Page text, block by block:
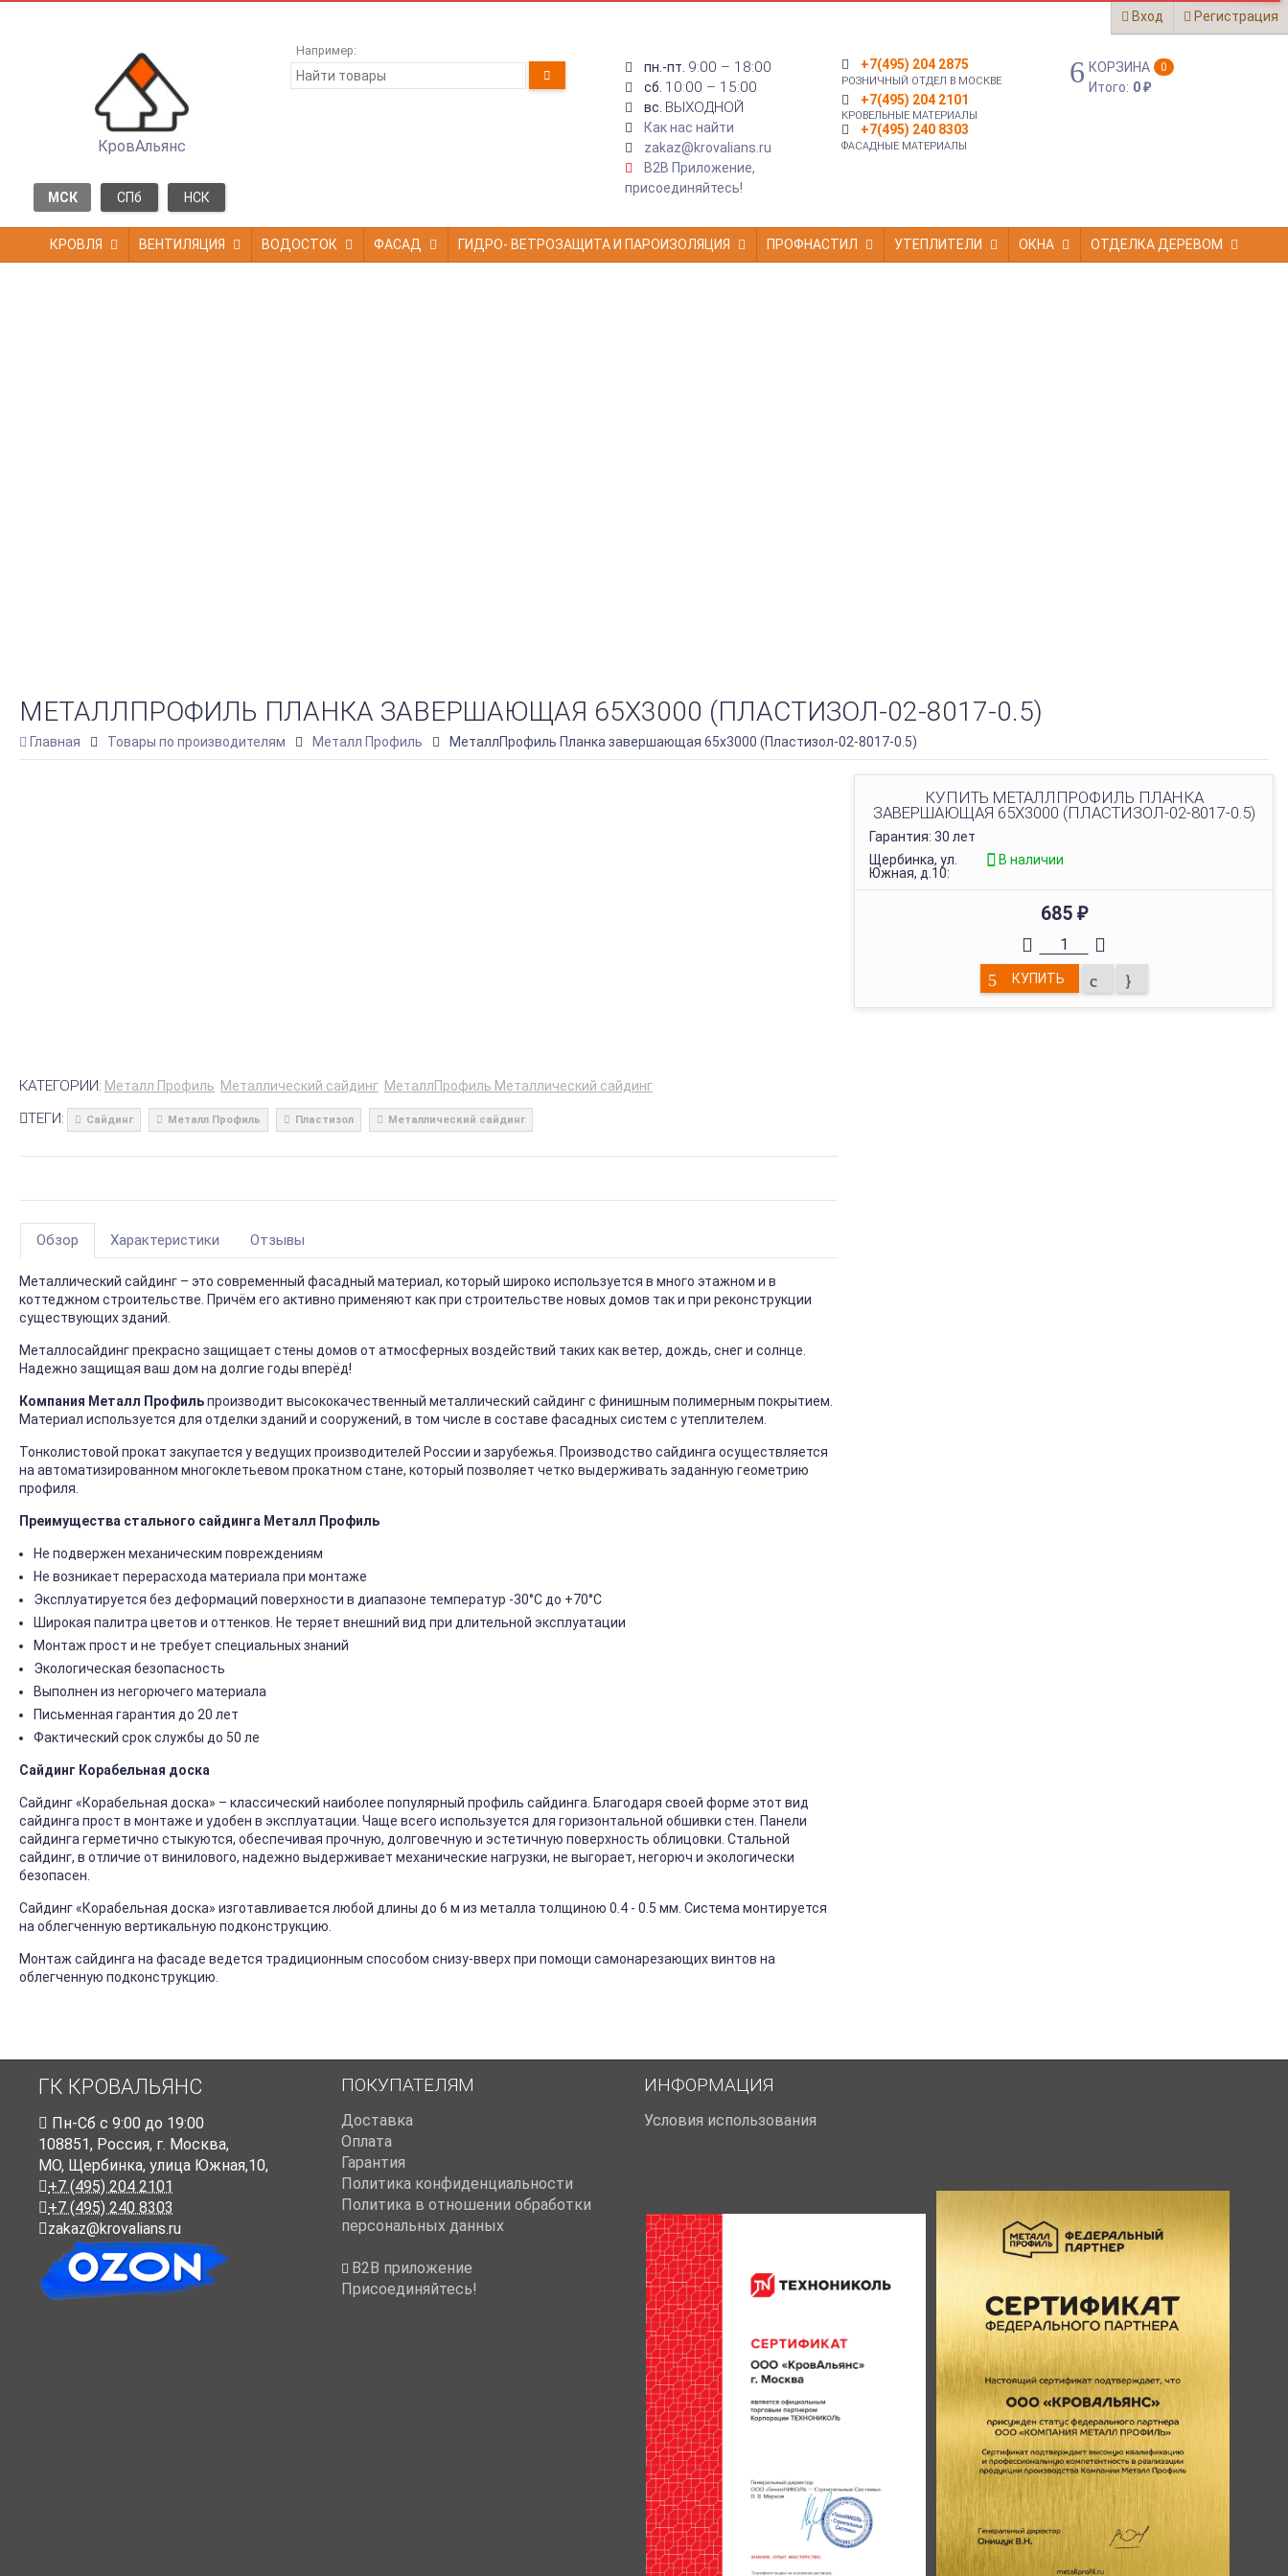
Вход Регистрация
КровАльянс
МСК СПб НСК
Например:
пн.-пт. 9:00 – 18:00
сб. 10:00 – 15:00
вс. ВЫХОДНОЙ
Как нас найти
zakaz@krovalians.ru
B2B Приложение,
присоединяйтесь!
+7(495) 204 2875
РОЗНИЧНЫЙ ОТДЕЛ В МОСКВЕ
+7(495) 204 2101
КРОВЕЛЬНЫЕ МАТЕРИАЛЫ
+7(495) 240 8303
ФАСАДНЫЕ МАТЕРИАЛЫ
КОРЗИНА 0
Итого: 0₽
КРОВЛЯ ВЕНТИЛЯЦИЯ ВОДОСТОК ФАСАД ГИДРО- ВЕТРОЗАЩИТА И ПАРОИЗОЛЯЦИЯ ПРОФНАСТИЛ УТЕПЛИТЕЛИ ОКНА ОТДЕЛКА ДЕРЕВОМ
МЕТАЛЛПРОФИЛЬ ПЛАНКА ЗАВЕРШАЮЩАЯ 65Х3000 (ПЛАСТИЗОЛ-02-8017-0.5)
Главная Товары по производителям Металл Профиль МеталлПрофиль Планка завершающая 65х3000 (Пластизол-02-8017-0.5)
КУПИТЬ МЕТАЛЛПРОФИЛЬ ПЛАНКА
ЗАВЕРШАЮЩАЯ 65Х3000 (ПЛАСТИЗОЛ-02-8017-0.5)
Гарантия: 30 лет
Щербинка, ул.
Южная, д.10:
В наличии
685 ₽
КУПИТЬ
КАТЕГОРИИ: Металл Профиль Металлический сайдинг МеталлПрофиль Металлический сайдинг
ТЕГИ: Сайдинг Металл Профиль Пластизол Металлический сайдинг
Обзор Характеристики Отзывы
Металлический сайдинг – это современный фасадный материал, который широко используется в много этажном и в
коттеджном строительстве. Причём его активно применяют как при строительстве новых домов так и при реконструкции
существующих зданий.
Металлосайдинг прекрасно защищает стены домов от атмосферных воздействий таких как ветер, дождь, снег и солнце.
Надежно защищая ваш дом на долгие годы вперёд!
Компания Металл Профильпроизводит высококачественный металлический сайдинг с финишным полимерным покрытием.
Материал используется для отделки зданий и сооружений, в том числе в составе фасадных систем с утеплителем.
Тонколистовой прокат закупается у ведущих производителей России и зарубежья. Производство сайдинга осуществляется
на автоматизированном многоклетьевом прокатном стане, который позволяет четко выдерживать заданную геометрию
профиля.
Преимущества стального сайдинга Металл Профиль
Не подвержен механическим повреждениям
Не возникает перерасхода материала при монтаже
Эксплуатируется без деформаций поверхности в диапазоне температур -30°C до +70°C
Широкая палитра цветов и оттенков. Не теряет внешний вид при длительной эксплуатации
Монтаж прост и не требует специальных знаний
Экологическая безопасность
Выполнен из негорючего материала
Письменная гарантия до 20 лет
Фактический срок службы до 50 ле
Сайдинг Корабельная доска
Сайдинг «Корабельная доска» – классический наиболее популярный профиль сайдинга. Благодаря своей форме этот вид
сайдинга прост в монтаже и удобен в эксплуатации. Чаще всего используется для горизонтальной обшивки стен. Панели
сайдинга герметично стыкуются, обеспечивая прочную, долговечную и эстетичную поверхность облицовки. Стальной
сайдинг, в отличие от винилового, надежно выдерживает механические нагрузки, не выгорает, негорюч и экологически
безопасен.
Сайдинг «Корабельная доска» изготавливается любой длины до 6 м из металла толщиною 0.4 - 0.5 мм. Система монтируется
на облегченную вертикальную подконструкцию.
Монтаж сайдинга на фасаде ведется традиционным способом снизу-вверх при помощи самонарезающих винтов на
облегченную подконструкцию.
ГК КРОВАЛЬЯНС
Пн-Cб с 9:00 до 19:00
108851, Россия, г. Москва,
МО, Щербинка, улица Южная,10,
+7 (495) 204 2101
+7 (495) 240 8303
zakaz@krovalians.ru
ПОКУПАТЕЛЯМ
Доставка
Оплата
Гарантия
Политика конфиденциальности
Политика в отношении обработки
персональных данных
B2B приложение
Присоединяйтесь!
ИНФОРМАЦИЯ
Условия использования